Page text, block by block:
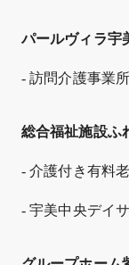
パールヴィラ宇
- 訪問介護事業
総合福祉施設ふ
- 介護付き有料
- 宇美中央デイ